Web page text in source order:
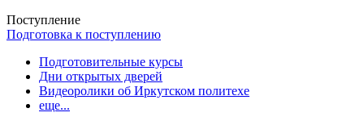
Поступление
Подготовка к поступлению
Подготовительные курсы
Дни открытых дверей
Видеоролики об Иркутском политехе
еще...